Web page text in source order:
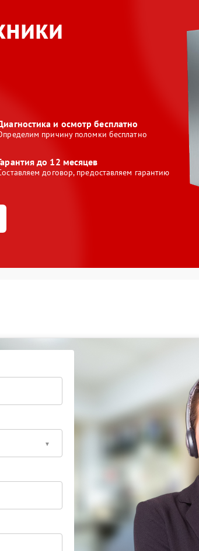
и осмотр бесплатно
причину поломки бесплатно
до 12 месяцев
договор, предоставляем гарантию